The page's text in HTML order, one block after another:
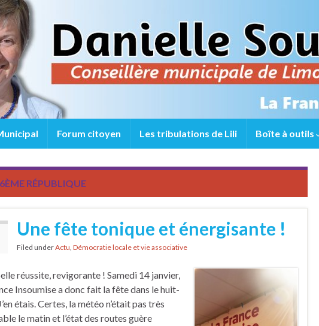
Forum citoyen Les tribulations de Lili Boîte à outils
6ÈME RÉPUBLIQUE
Une fête tonique et énergisante !
Filed underActu, Démocratie locale et vie associative
réussite, revigorante ! Samedi 14 janvier,
Insoumise a donc fait la fête dans le huit-
étais. Certes, la météo n’était pas très
le matin et l’état des routes guère